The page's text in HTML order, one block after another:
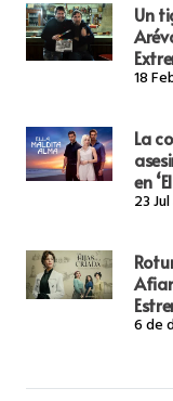
Un
18
La
en
23
6 de